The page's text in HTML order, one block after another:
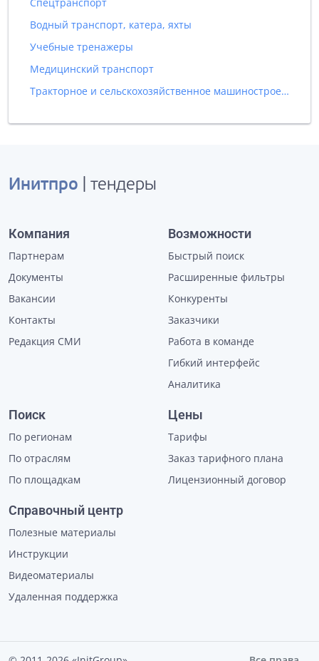
Водный транспорт, катера, яхты
Учебные тренажеры
Медицинский транспорт
Тракторное и сельскохозяйственное машиностроение
Инитпро | тендеры
Компания
Партнерам
Документы
Вакансии
Контакты
Редакция СМИ
Возможности
Быстрый поиск
Расширенные фильтры
Конкуренты
Заказчики
Работа в команде
Гибкий интерфейс
Аналитика
Поиск
По регионам
По отраслям
По площадкам
Цены
Тарифы
Заказ тарифного плана
Лицензионный договор
Справочный центр
Полезные материалы
Инструкции
Видеоматериалы
Удаленная поддержка